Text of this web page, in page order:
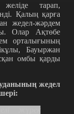
тарап,
Қалың қарға
жедел-жәрдем
Олар Ақтөбе
орталығының
Бауыржан
омбы қарды
жедел